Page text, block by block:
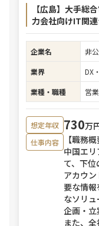
【広島】大手総
力会社向けIT関
企業名
非
業界
DX
業種・職種
営
想定年収 730万
仕事内容
【職務概
中国エ
て、下位
アカウ
要な情
なソリ
企画・立
また、